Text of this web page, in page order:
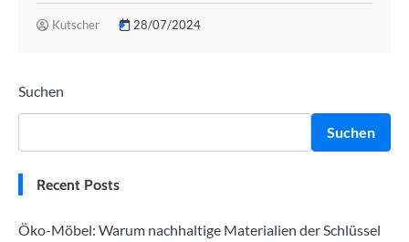
Kutscher 28/07/2024
Suchen
Suchen
Recent Posts
Öko-Möbel: Warum nachhaltige Materialien der Schlüssel